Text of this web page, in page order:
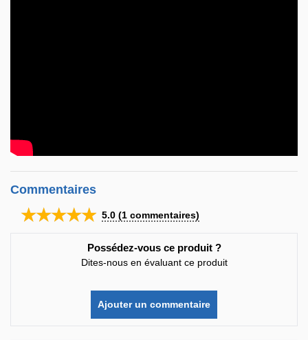
Commentaires
★★★★★ 5.0 (1 commentaires)
Possédez-vous ce produit ?
Dites-nous en évaluant ce produit
Ajouter un commentaire